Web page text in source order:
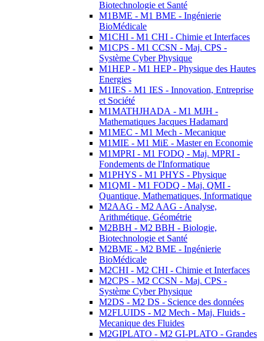
Biotechnologie et Santé
M1BME - M1 BME - Ingénierie
BioMédicale
M1CHI - M1 CHI - Chimie et Interfaces
M1CPS - M1 CCSN - Maj. CPS -
Système Cyber Physique
M1HEP - M1 HEP - Physique des Hautes
Energies
M1IES - M1 IES - Innovation, Entreprise
et Société
M1MATHJHADA - M1 MJH -
Mathematiques Jacques Hadamard
M1MEC - M1 Mech - Mecanique
M1MIE - M1 MiE - Master en Economie
M1MPRI - M1 FODQ - Maj. MPRI -
Fondements de l'Informatique
M1PHYS - M1 PHYS - Physique
M1QMI - M1 FODQ - Maj. QMI -
Quantique, Mathematiques, Informatique
M2AAG - M2 AAG - Analyse,
Arithmétique, Géométrie
M2BBH - M2 BBH - Biologie,
Biotechnologie et Santé
M2BME - M2 BME - Ingénierie
BioMédicale
M2CHI - M2 CHI - Chimie et Interfaces
M2CPS - M2 CCSN - Maj. CPS -
Système Cyber Physique
M2DS - M2 DS - Science des données
M2FLUIDS - M2 Mech - Maj. Fluids -
Mecanique des Fluides
M2GIPLATO - M2 GI-PLATO - Grandes